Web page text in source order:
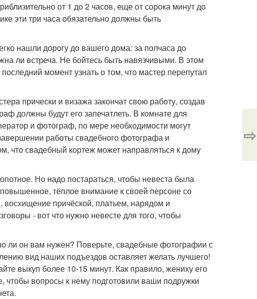
от 1 до 2 часов, еще от сорока минут до
эти три часа обязательно должны быть
нашли дорогу до вашего дома: за полчаса до
ли встреча. Не бойтесь быть навязчивыми. В этом
момент узнать о том, что мастер перепутал
прически и визажа закончат свою работу, создав
должны будут его запечатлеть. В комнате для
и фотограф, по мере необходимости могут
работы свадебного фотографа и
что свадебный кортеж может направляться к дому
Но надо постараться, чтобы невеста была
тёплое внимание к своей персоне со
причёской, платьем, нарядом и
- вот что нужно невесте для того, чтобы
ли он вам нужен? Поверьте, свадебные фотографии с
вид наших подъездов оставляет желать лучшего!
выкуп более 10-15 минут. Как правило, жениху его
чтобы вопросы к нему подготовили ваши подружки
⇨